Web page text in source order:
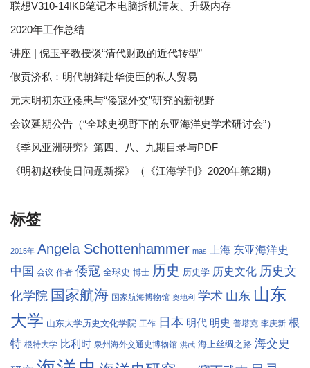
联想V310-14IKB笔记本电脑拆机清灰、升级内存
2020年工作总结
讲座 | 倪玉平教授谈“清代财政的近代转型”
假贡济私：明代朝鲜赴华使臣的私人贸易
元末明初东亚倭患与“倭寇外交”研究的新视野
会议延期公告（“全球史视野下的东亚海洋史学术研讨会”）
《季风亚洲研究》第四、八、九期目录与PDF
《明初赵秩使日问题新探》（《江海学刊》2020年第2期）
标签
2015年 Angela Schottenhammer mas 上海 东亚海洋史
中国 会议 作者 倭寇 全球史 博士 历史 历史学 历史文化 历史文
化学院 国家航海 国家航海博物馆 奥地利 学术 山东 山东
大学 山东大学历史文化学院 工作 日本 明代 明史 普塔克 李庆新 根
特 根特大学 比利时 泉州海外交通史博物馆 洪武 海上丝绸之路 海交史